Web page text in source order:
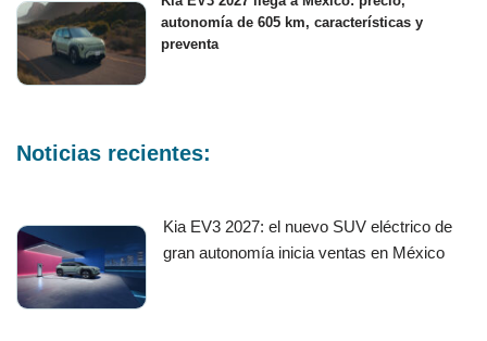
autonomía de 605 km, características y
preventa
Noticias recientes:
Kia EV3 2027: el nuevo SUV eléctrico de
gran autonomía inicia ventas en México